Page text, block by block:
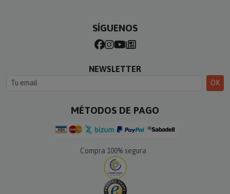
SÍGUENOS
NEWSLETTER
OK
MÉTODOS DE PAGO
Compra 100% segura